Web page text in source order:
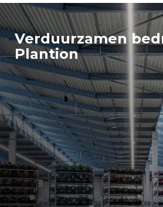
Verduurzamen
Plantion